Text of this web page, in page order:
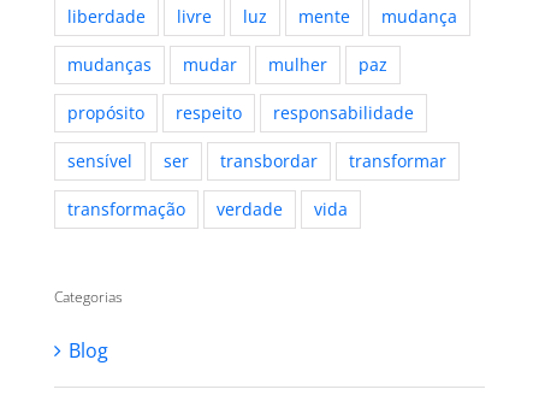
liberdade livre luz mente mudança
mudanças mudar mulher paz
propósito respeito responsabilidade
sensível ser transbordar transformar
transformação verdade vida
Categorias
Blog